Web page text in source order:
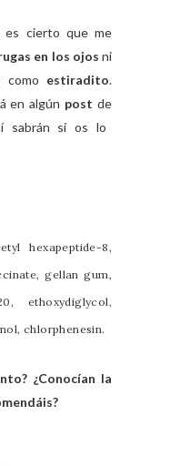
es cierto que me
en los ojos ni
como estiradito.
en algún post de
sabrán si os lo
hexapeptide-8,
gellan gum,
ethoxydiglycol,
chlorphenesin.
¿Conocían la